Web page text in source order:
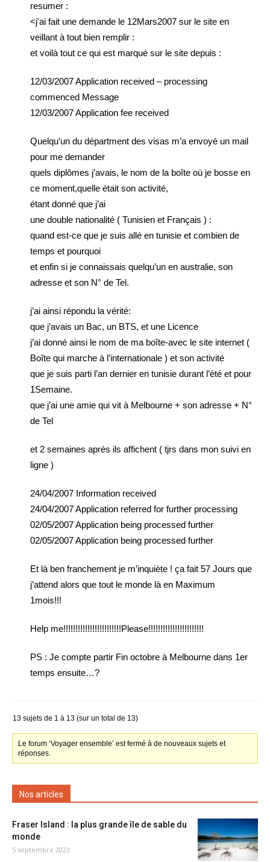
resumer :
<j'ai fait une demande le 12Mars2007 sur le site en
veillant à tout bien remplir :
et voilà tout ce qui est marqué sur le site depuis :
12/03/2007 Application received – processing
commenced Message
12/03/2007 Application fee received
Quelqu’un du départment des visas m’a envoyé un mail
pour me demander
quels diplômes j’avais, le nom de la boîte où je bosse en
ce moment,quelle était son activité,
étant donné que j’ai
une double nationalité ( Tunisien et Français ) :
quand est-ce que je suis allé en tunisie et combien de
temps et pourquoi
et enfin si je connaissais quelqu’un en australie, son
adresse et son N° de Tel.
j’ai ainsi répondu la vérité:
que j’avais un Bac, un BTS, et une Licence
j’ai donné ainsi le nom de ma boîte-avec le site internet (
Boîte qui marche à l’internationale ) et son activité
que je suis parti l’an dernier en tunisie durant l’été et pour
1Semaine.
que j’ai une amie qui vit à Melbourne + son adresse + N°
de Tel
et 2 semaines après ils affichent ( tjrs dans mon suivi en
ligne )
24/04/2007 Information received
24/04/2007 Application referred for further processing
02/05/2007 Application being processed further
02/05/2007 Application being processed further
Et là ben franchement je m’inquiète ! ça fait 57 Jours que
j’attend alors que tout le monde là en Maximum
1mois!!!
Help me!!!!!!!!!!!!!!!!!!!!!!!!Please!!!!!!!!!!!!!!!!!!!!!!!
PS : Je compte partir Fin octobre à Melbourne dans 1er
temps ensuite…?
13 sujets de 1 à 13 (sur un total de 13)
Le forum ‘Voyager ensemble’ est fermé à de nouveaux sujets et
réponses.
Nos articles
Fraser Island : la plus grande île de sable du
monde
5 septembre 2023